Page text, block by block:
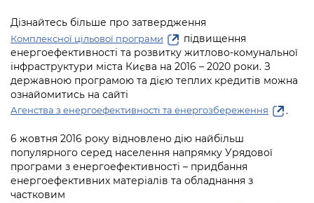
Безбар'єрність
Київська міська військова адміністрація
Важливе під час воєнного стану
Дізнайтесь більше про затвердження
Комплексної цільової програми
підвищення
енергоефективності та розвитку житлово-комунальної
інфраструктури міста Києва на 2016 – 2020 роки. З
державною програмою та дією теплих кредитів можна
ознайомитись на сайті
Агенства з енергоефективності та енергозбереження .
6 жовтня 2016 року відновлено дію найбільш
популярного серед населення напрямку Урядової
програми з енергоефективності – придбання
енергоефективних матеріалів та обладнання з
частковим